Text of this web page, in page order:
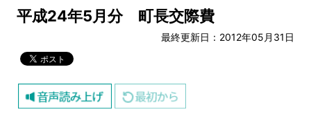
平成24年5月分 町長交際費
最終更新日：2012年05月31日